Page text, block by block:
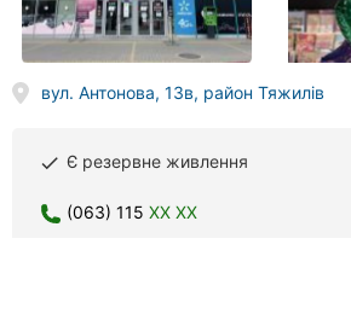
вул. Антонова, 13в, район Тяжилів
done Є резервне живлення
(063) 115 XX XX